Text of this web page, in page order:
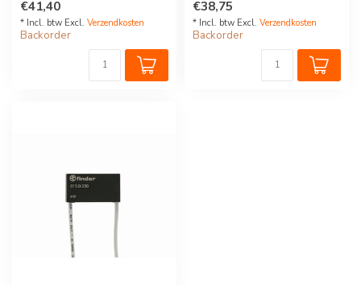
schakelen en dimmen ...
€41,40
* Incl. btw Excl. Verzendkosten
Backorder
€38,75
* Incl. btw Excl. Verzendkosten
Backorder